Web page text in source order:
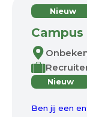
Nieuw
Nieuw
Ben jij een